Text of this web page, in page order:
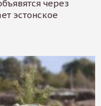
через
эстонское